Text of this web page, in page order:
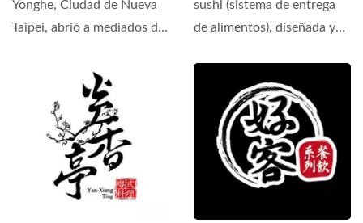
Yonghe, Ciudad de Nueva
Taipei, abrió a mediados de
sushi (sistema de entrega
de alimentos), diseñada y